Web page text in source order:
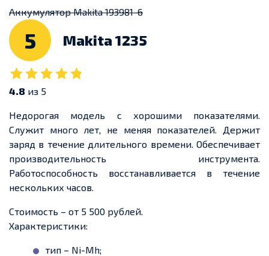
Аккумулятор Makita 193981-6
5 Makita 1235
4.8 из 5
Недорогая модель с хорошими показателями.
Служит много лет, не меняя показателей. Держит
заряд в течение длительного времени. Обеспечивает
производительность инструмента.
Работоспособность восстанавливается в течение
нескольких часов.
Стоимость – от 5 500 рублей.
Характеристики:
тип – Ni-Mh;